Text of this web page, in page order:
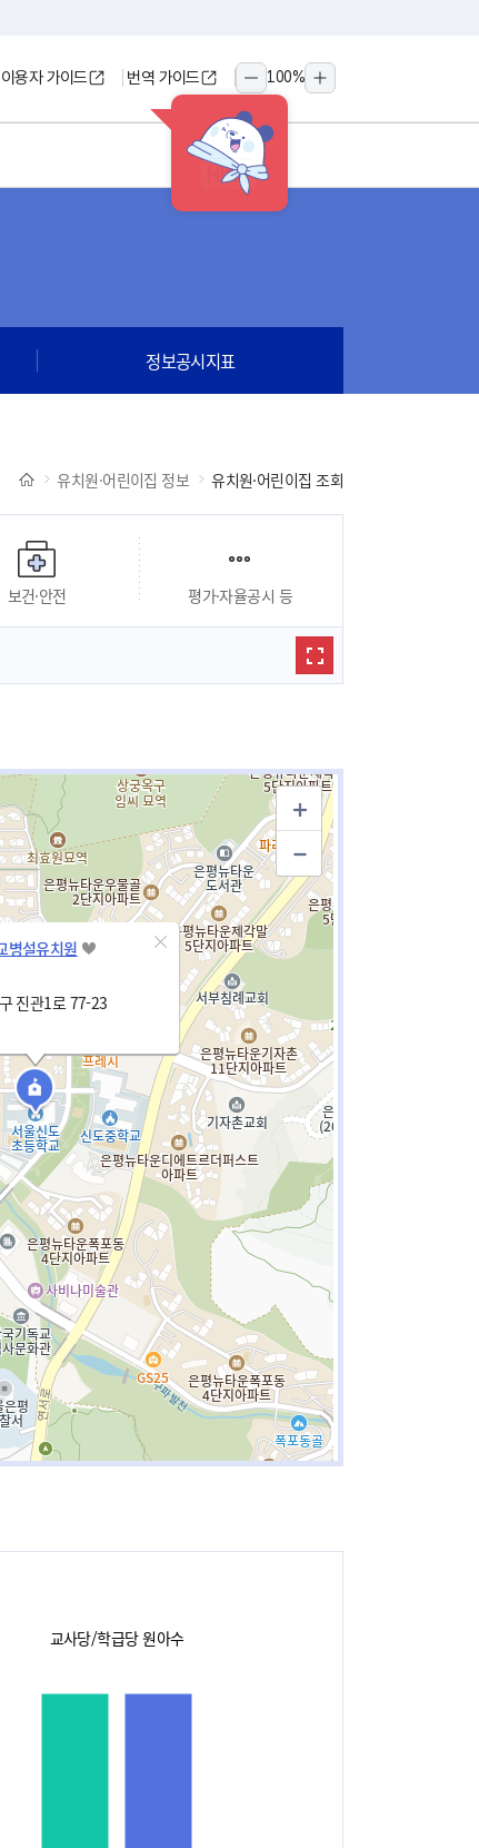
HINT
이용자 가이드 번역 가이드
축소
100%
확대
정보공시지표
유치원·어린이집 정보 유치원·어린이집 조회
보건·안전 평가·자율공시 등
병설유치원
진관1로 77-23
교사당/학급당 원아수